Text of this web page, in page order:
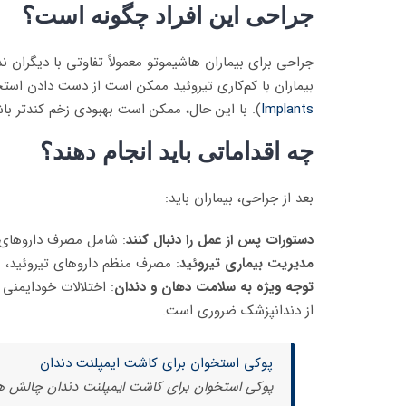
جراحی این افراد چگونه است؟
جراحی برای بیماران هاشیموتو معمولاً تفاوتی با
بیماران با کم‌کاری تیروئید ممکن است از دست دادن
Implants). با این حال، ممکن است بهبودی زخم کندتر
چه اقداماتی باید انجام دهند؟
بعد از جراحی، بیماران باید:
دستورات پس از عمل را دنبال کنند: شامل مصرف
مدیریت بیماری تیروئید: مصرف منظم داروهای
توجه ویژه به سلامت دهان و دندان: اختلالات
از دندانپزشک ضروری است.
پوکی استخوان برای کاشت ایمپلنت دندان
پوکی استخوان برای کاشت ایمپلنت دندان